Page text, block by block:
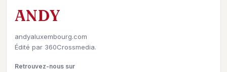
ANDY
andyaluxembourg.com
Édité par 360Crossmedia.
Retrouvez-nous sur